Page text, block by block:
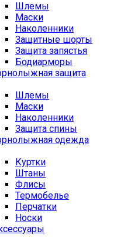
Шлемы
Маски
Наколенники
Защитные шорты
Защита запястья
Бодиарморы
защита
Шлемы
Маски
Наколенники
Защита спины
одежда
Куртки
Штаны
Флисы
Термобелье
Перчатки
Носки